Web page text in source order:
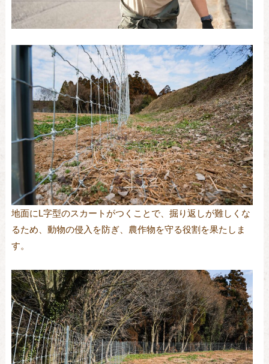
地面にL字型のスカートがつくことで、掘り返しが難しくな
るため、動物の侵入を防ぎ、農作物を守る役割を果たしま
す。